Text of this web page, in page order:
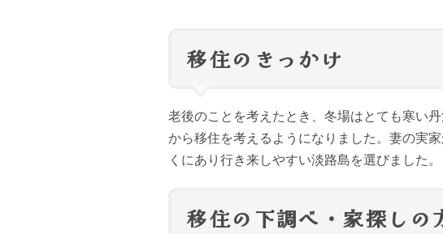
移住のきっかけ
老後のことを考えたとき、冬場はとても寒い
から移住を考えるようになりました。妻の実
くにあり行き来しやすい淡路島を選びました。
移住の下調べ・家探しの